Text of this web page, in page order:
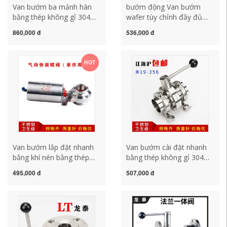
Van bướm ba mảnh hàn
bằng thép không gỉ 304
công Van bướm ba mảnh
dn150 van bướm điều
khiển điện tay quay
860,000 đ
bướm động Van bướm
wafer tùy chỉnh đầy đủ
thủ công silicone mặt bích
65 40 80 van bướm điều
khiển khí nén ht vg842
536,000 đ
HOT
Van bướm lắp đặt nhanh
bằng khí nén bằng thép
van mâm cặp hàn nhanh
bướm tay gạt dn80
495,000 đ
Van bướm cài đặt nhanh
bằng thép không gỉ 304
bướm loại kẹp vệ sinh
nhanh Bộ hoàn chỉnh 38-
51 van bướm 114 van một
chiều cánh bướm
507,000 đ